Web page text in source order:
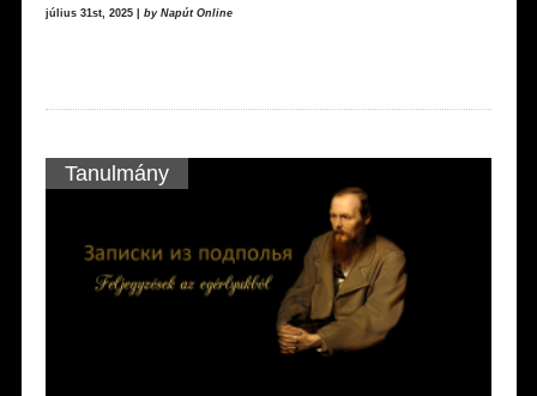
július 31st, 2025 | by Napút Online
Tanulmány